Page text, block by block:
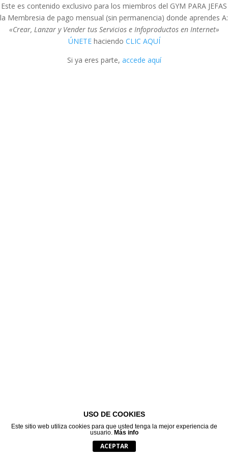
Este es contenido exclusivo para los miembros del GYM PARA JEFAS
la Membresia de pago mensual (sin permanencia) donde aprendes A:
«Crear, Lanzar y Vender tus Servicios e Infoproductos en Internet»
ÚNETEhaciendo CLIC AQUÍ
Si ya eres parte, accede aquí
USO DE COOKIES
Este sitio web utiliza cookies para que usted tenga la mejor experiencia de
usuario. Más info
ACEPTAR